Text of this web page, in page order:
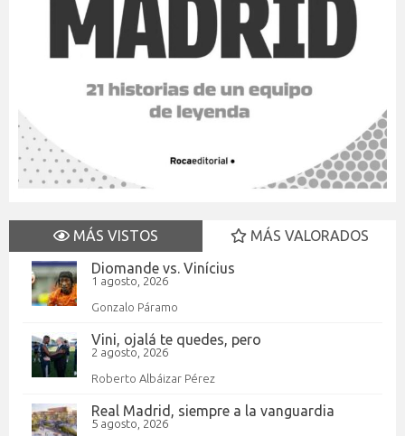
MÁS VISTOS
MÁS VALORADOS
Diomande vs. Vinícius
1 agosto, 2026
Gonzalo Páramo
Vini, ojalá te quedes, pero
2 agosto, 2026
Roberto Albáizar Pérez
Real Madrid, siempre a la vanguardia
5 agosto, 2026